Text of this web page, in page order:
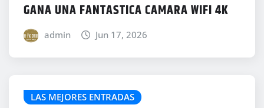
GANA UNA FANTASTICA CAMARA WIFI 4K
admin Jun 17, 2026
LAS MEJORES ENTRADAS